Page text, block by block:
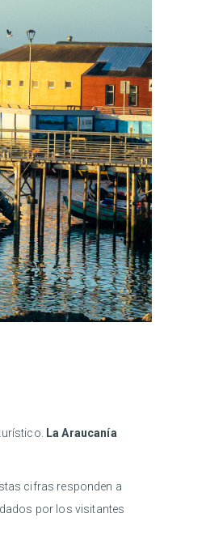
La Araucanía
cifras responden a
por los visitantes